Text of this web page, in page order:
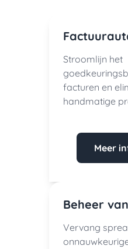
Stroomlijn het
facturen en
handmatige
Meer
Beheer
Vervang